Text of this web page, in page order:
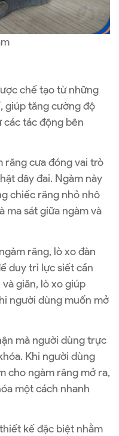
chế tạo từ những
giúp tăng cường độ
các tác động bên
răng cưa đóng vai trò
dây đai. Ngàm này
chiếc răng nhỏ nhô
ma sát giữa ngàm và
răng, lò xo đàn
duy trì lực siết cần
giãn, lò xo giúp
người dùng muốn mở
mà người dùng trực
Khi người dùng
cho ngàm răng mở ra,
một cách nhanh
kế đặc biệt nhằm